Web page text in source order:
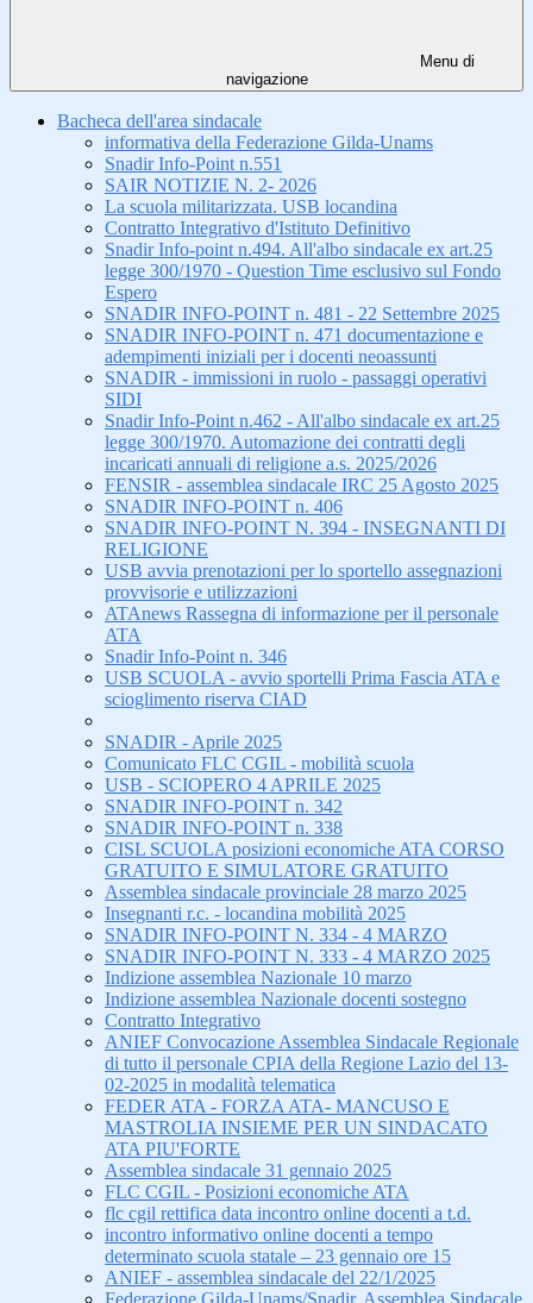
Menu di
navigazione
Bacheca dell'area sindacale
informativa della Federazione Gilda-Unams
Snadir Info-Point n.551
SAIR NOTIZIE N. 2- 2026
La scuola militarizzata. USB locandina
Contratto Integrativo d'Istituto Definitivo
Snadir Info-point n.494. All'albo sindacale ex art.25
legge 300/1970 - Question Time esclusivo sul Fondo
Espero
SNADIR INFO-POINT n. 481 - 22 Settembre 2025
SNADIR INFO-POINT n. 471 documentazione e
adempimenti iniziali per i docenti neoassunti
SNADIR - immissioni in ruolo - passaggi operativi
SIDI
Snadir Info-Point n.462 - All'albo sindacale ex art.25
legge 300/1970. Automazione dei contratti degli
incaricati annuali di religione a.s. 2025/2026
FENSIR - assemblea sindacale IRC 25 Agosto 2025
SNADIR INFO-POINT n. 406
SNADIR INFO-POINT N. 394 - INSEGNANTI DI
RELIGIONE
USB avvia prenotazioni per lo sportello assegnazioni
provvisorie e utilizzazioni
ATAnews Rassegna di informazione per il personale
ATA
Snadir Info-Point n. 346
USB SCUOLA - avvio sportelli Prima Fascia ATA e
scioglimento riserva CIAD
SNADIR - Aprile 2025
Comunicato FLC CGIL - mobilità scuola
USB - SCIOPERO 4 APRILE 2025
SNADIR INFO-POINT n. 342
SNADIR INFO-POINT n. 338
CISL SCUOLA posizioni economiche ATA CORSO
GRATUITO E SIMULATORE GRATUITO
Assemblea sindacale provinciale 28 marzo 2025
Insegnanti r.c. - locandina mobilità 2025
SNADIR INFO-POINT N. 334 - 4 MARZO
SNADIR INFO-POINT N. 333 - 4 MARZO 2025
Indizione assemblea Nazionale 10 marzo
Indizione assemblea Nazionale docenti sostegno
Contratto Integrativo
ANIEF Convocazione Assemblea Sindacale Regionale
di tutto il personale CPIA della Regione Lazio del 13-
02-2025 in modalità telematica
FEDER ATA - FORZA ATA- MANCUSO E
MASTROLIA INSIEME PER UN SINDACATO
ATA PIU'FORTE
Assemblea sindacale 31 gennaio 2025
FLC CGIL - Posizioni economiche ATA
flc cgil rettifica data incontro online docenti a t.d.
incontro informativo online docenti a tempo
determinato scuola statale – 23 gennaio ore 15
ANIEF - assemblea sindacale del 22/1/2025